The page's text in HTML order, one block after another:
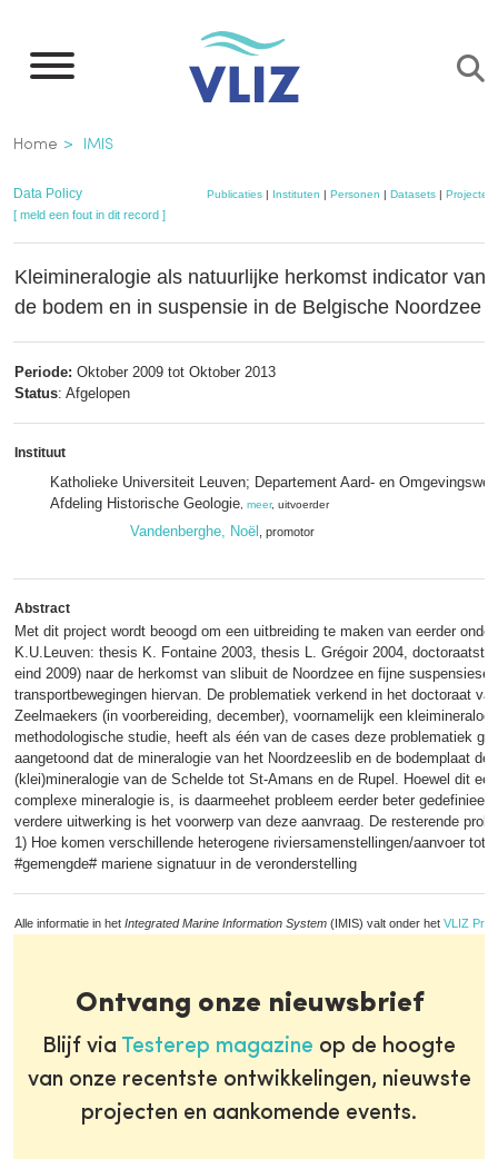
naar
inhoud
gaan
Kruimelpad
Home IMIS
Data Policy Publicaties | Instituten | Personen | Datasets | Projecten
[ meld een fout in dit record ]
Kleimineralogie als natuurlijke herkomst indicator van
de bodem en in suspensie in de Belgische Noordzee
Periode: Oktober 2009 tot Oktober 2013
Status: Afgelopen
Instituut
Katholieke Universiteit Leuven; Departement Aard- en
Afdeling Historische Geologie meer, uitvoerder
Vandenberghe, Noël , promotor
Abstract
Met dit project wordt beoogd om een uitbreiding te maken van eerder
K.U.Leuven: thesis K. Fontaine 2003, thesis L. Grégoir 2004,
eind 2009) naar de herkomst van slibuit de Noordzee en fijne
transportbewegingen hiervan. De problematiek verkend in het doctoraat
Zeelmaekers (in voorbereiding, december), voornamelijk een
methodologische studie, heeft als één van de cases deze problematiek
aangetoond dat de mineralogie van het Noordzeeslib en de bodemplaat
(klei)mineralogie van de Schelde tot St-Amans en de Rupel. Hoewel dit
complexe mineralogie is, is daarmeehet probleem eerder beter
verdere uitwerking is het voorwerp van deze aanvraag. De resterende
1) Hoe komen verschillende heterogene riviersamenstellingen/aanvoer tot
#gemengde# mariene signatuur in de veronderstelling
Alle informatie in het Integrated Marine Information System (IMIS) valt onder het VLIZ
Ontvang onze nieuwsbrief
Blijf via Testerep magazine op de hoogte
van onze recentste ontwikkelingen, nieuwste
projecten en aankomende events.